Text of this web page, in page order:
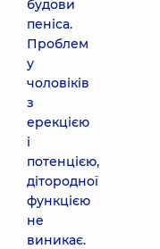
будови
пеніса.
Проблем
у
чоловіків
з
ерекцією
і
потенцією,
дітородної
функцією
не
виникає.